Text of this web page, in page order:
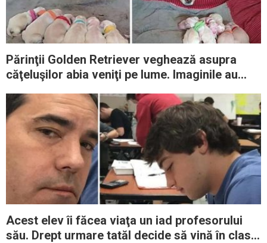
Părinţii Golden Retriever veghează asupra
căţeluşilor abia veniţi pe lume. Imaginile au
Acest elev îi făcea viaţa un iad profesorului
său. Drept urmare tatăl decide să vină în clasă